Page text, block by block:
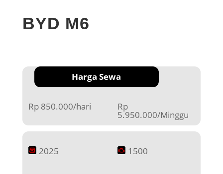
BYD M6
Harga Sewa
Rp 850.000/hari Rp
5.950.000/Minggu
2025 1500